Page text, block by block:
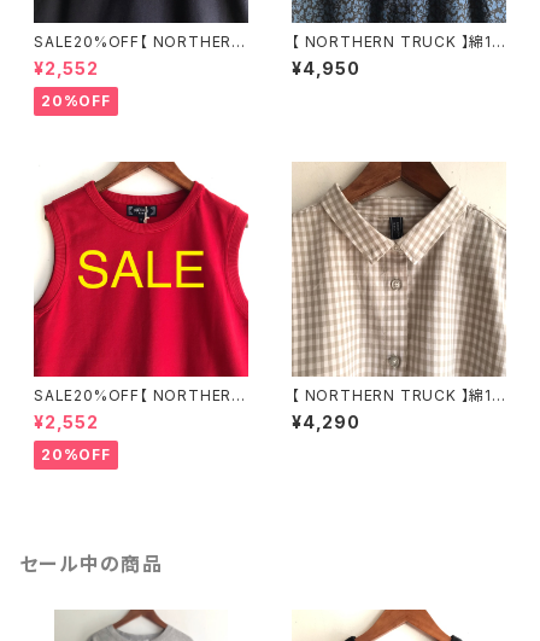
SALE20%OFF【 NORTHERN
TRUCK 】綿100％ カノコタン
クトップ ネイビー Mサイズ ND
CE6276【ノーザントラック】
¥2,552
20%OFF
【 NORTHERN TRUCK 】綿10
0％ フラワープリントワイドブラ
ウス チャコール(ブルー) Mサイ
¥4,950
SALE20%OFF【 NORTHERN
TRUCK 】綿100％ カノコタン
クトップ レッド Mサイズ NDCE
6276【ノーザントラック】
¥2,552
20%OFF
【 NORTHERN TRUCK 】綿10
0％ ギンガムスタンダードシャツ
グレー Mサイズ NAM86077
¥4,290
セール中の商品